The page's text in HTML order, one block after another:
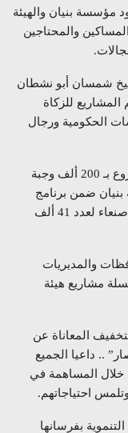
مؤسسة بنيان والهيئة
والمحتاجين
شمسان أبو نشطان
للزكاة
الحكومية ورجال
وأوضح أن هيئة الزكاة ساهمت في هذا المشروع بـ 200 ألف وجبة
مؤسسة بنيان ضمن برنامج
إطعام في أمانة العاصمة وأجزاء من محافظة صنعاء لعدد 41 ألف
والمديريات
مشاريع هيئة
المعاناة عن
.. داعيا الجميع
خلال المساهمة في
احتياجاتهم.
بفرسانها